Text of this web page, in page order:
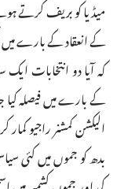
میڈیا کو بریف کرتے
کے انعقاد کے بارے میں
کہ آیا دو انتخابات
کے بارے میں فیصلہ
الیکشن کمشنر راجیو
بدھ کو جموں میں کئی